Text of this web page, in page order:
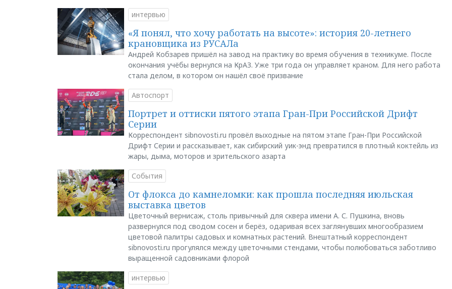
интервью
«Я понял, что хочу работать на высоте»: история 20-летнего
крановщика из РУСАЛа
Андрей Кобзарев пришёл на завод на практику во время обучения в техникуме. После
окончания учёбы вернулся на КрАЗ. Уже три года он управляет краном. Для него работа
стала делом, в котором он нашёл своё призвание
Автоспорт
Портрет и оттиски пятого этапа Гран-При Российской Дрифт
Серии
Корреспондент sibnovosti.ru провёл выходные на пятом этапе Гран-При Российской
Дрифт Серии и рассказывает, как сибирский уик-энд превратился в плотный коктейль из
жары, дыма, моторов и зрительского азарта
События
От флокса до камнеломки: как прошла последняя июльская
выставка цветов
Цветочный вернисаж, столь привычный для сквера имени А. С. Пушкина, вновь
развернулся под сводом сосен и берёз, одаривая всех заглянувших многообразием
цветовой палитры садовых и комнатных растений. Внештатный корреспондент
sibnovosti.ru прогулялся между цветочными стендами, чтобы полюбоваться заботливо
выращенной садовниками флорой
интервью